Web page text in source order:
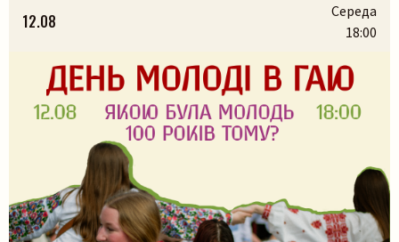
12.08
Середа
18:00